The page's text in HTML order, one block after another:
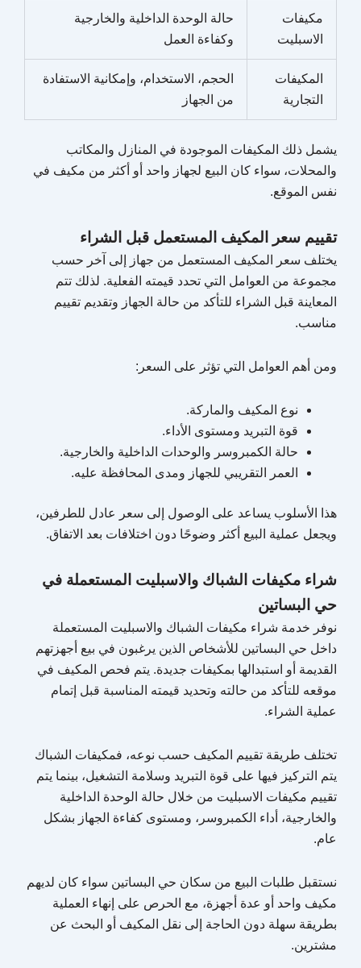
مكيفات
الاسبليت
حالة الوحدة الداخلية والخارجية
وكفاءة العمل
المكيفات
التجارية
الحجم، الاستخدام، وإمكانية الاستفادة
من الجهاز
يشمل ذلك المكيفات الموجودة في المنازل والمكاتب
والمحلات، سواء كان البيع لجهاز واحد أو أكثر من مكيف في
نفس الموقع.
تقييم سعر المكيف المستعمل قبل الشراء
يختلف سعر المكيف المستعمل من جهاز إلى آخر حسب
مجموعة من العوامل التي تحدد قيمته الفعلية. لذلك تتم
المعاينة قبل الشراء للتأكد من حالة الجهاز وتقديم تقييم
مناسب.
ومن أهم العوامل التي تؤثر على السعر:
نوع المكيف والماركة.
قوة التبريد ومستوى الأداء.
حالة الكمبروسر والوحدات الداخلية والخارجية.
العمر التقريبي للجهاز ومدى المحافظة عليه.
هذا الأسلوب يساعد على الوصول إلى سعر عادل للطرفين،
ويجعل عملية البيع أكثر وضوحًا دون اختلافات بعد الاتفاق.
شراء مكيفات الشباك والاسبليت المستعملة في
حي البساتين
نوفر خدمة شراء مكيفات الشباك والاسبليت المستعملة
داخل حي البساتين للأشخاص الذين يرغبون في بيع أجهزتهم
القديمة أو استبدالها بمكيفات جديدة. يتم فحص المكيف في
موقعه للتأكد من حالته وتحديد قيمته المناسبة قبل إتمام
عملية الشراء.
تختلف طريقة تقييم المكيف حسب نوعه، فمكيفات الشباك
يتم التركيز فيها على قوة التبريد وسلامة التشغيل، بينما يتم
تقييم مكيفات الاسبليت من خلال حالة الوحدة الداخلية
والخارجية، أداء الكمبروسر، ومستوى كفاءة الجهاز بشكل
عام.
نستقبل طلبات البيع من سكان حي البساتين سواء كان لديهم
مكيف واحد أو عدة أجهزة، مع الحرص على إنهاء العملية
بطريقة سهلة دون الحاجة إلى نقل المكيف أو البحث عن
مشترين.